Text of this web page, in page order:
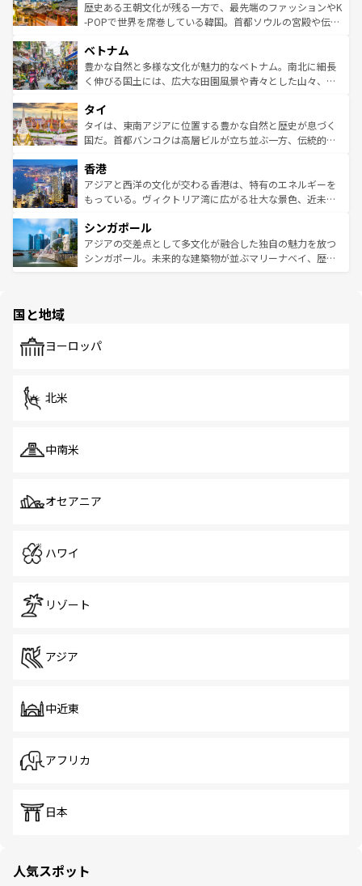
ビング、ハイキングなど、アウトドア好きにはたまらな
い。オーストラリアの多彩な魅力を存分に味わいつくそ
参照してほしい。
と山間の静けさが共存しており、訪れる人に新しい発見と
驚きをもたらしてくれる。また、奥深い台湾の食文化も魅
容にもいいと評判のスイーツなど、バラエティ豊かな料理
が味わえる。 なお、新着の台湾情報は コンテンツ一覧を参
照してほしい。
歴史ある王朝文化が残る一方で、最先端のファッションやK
-POPで世界を席巻している韓国。首都ソウルの宮殿や伝統
き、地方に足を延ばせば四季折々の自然美を楽しむことが
できる。そして、キムチや焼肉、絶品のストリートフード
まで、さまざまな韓国料理が待っている。夜には、韓国な
リティに包まれながら、韓国の多彩な魅力を心ゆくまで味
わってみてほしい。 なお、新着の韓国情報はコンテンツ一
覧を参照してほしい。
ベトナム
豊かな自然と多様な文化が魅力的なベトナム。南北に細長
く伸びる国土には、広大な田園風景や青々とした山々、世
急速な発展と共に伝統が息づく。ハノイの古い町並みやホ
ーチミン市のフランス統治時代の建物も、独特の雰囲気を
醸し出している。また、バラエティの豊かさとおいしさで
とつ。フォーやバインミー、ベトナムコーヒーなどは、ぜ
ひ現地で味わいたい。どの地域を訪れてもあたたかい人々
が旅行者を迎えてくれるので、きっと忘れられない旅にな
参照してほしい。
タイ
タイは、東南アジアに位置する豊かな自然と歴史が息づく
国だ。首都バンコクは高層ビルが立ち並ぶ一方、伝統的な
の活気が交差している。北部ではチェンマイなどの山岳地
帯で自然と触れ合い、南部ではプーケットやクラビの美し
いビーチでリゾート気分を楽しむことができる。タイ料理
激する。気候は一年中温暖で、どの季節にも異なる楽しみ
が待っている。親しみやすいタイの人々、仏教を中心とし
た文化、そして多様な観光資源が、訪れる旅人を魅了し続
香港
アジアと西洋の文化が交わる香港は、特有のエネルギーを
もっている。ヴィクトリア湾に広がる壮大な景色、近未来
み、どこを訪れても感動するはず。観光スポットが密集し
ており、効率よく見どころを回れるのも魅力。息をのむよ
うな絶景から文化的な体験まで、香港を存分に楽しみ尽く
シンガポール
アジアの交差点として多文化が融合した独自の魅力を放つ
シンガポール。未来的な建築物が並ぶマリーナベイ、歴史
で、ホーカーズは地元の風情を楽しめる外せないスポット
国と地域
ヨーロッパ
北米
中南米
オセアニア
ハワイ
リゾート
アジア
中近東
アフリカ
日本
人気スポット